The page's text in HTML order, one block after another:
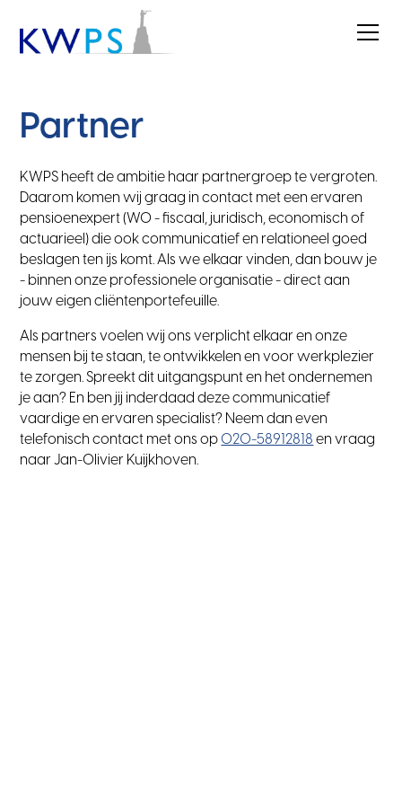
Partner
KWPS heeft de ambitie haar partnergroep te vergroten.
Daarom komen wij graag in contact met een ervaren
pensioenexpert (WO - fiscaal, juridisch, economisch of
actuarieel) die ook communicatief en relationeel goed
beslagen ten ijs komt. Als we elkaar vinden, dan bouw je
- binnen onze professionele organisatie - direct aan
jouw eigen cliëntenportefeuille.
Als partners voelen wij ons verplicht elkaar en onze
mensen bij te staan, te ontwikkelen en voor werkplezier
te zorgen. Spreekt dit uitgangspunt en het ondernemen
je aan? En ben jij inderdaad deze communicatief
vaardige en ervaren specialist? Neem dan even
telefonisch contact met ons op 020-58912818 en vraag
naar Jan-Olivier Kuijkhoven.